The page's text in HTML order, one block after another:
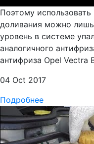
Поэтому
доливания можно лишь
уровень в системе
аналогичного
антифриза Opel Vectra
04 Oct 2017
Подробнее